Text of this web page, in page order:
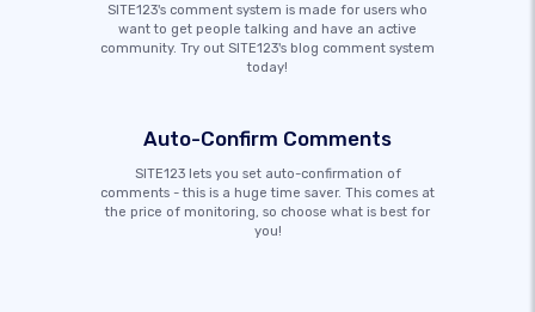
SITE123's comment system is made for users who
want to get people talking and have an active
community. Try out SITE123's blog comment system
today!
Auto-Confirm Comments
SITE123 lets you set auto-confirmation of
comments - this is a huge time saver. This comes at
the price of monitoring, so choose what is best for
you!